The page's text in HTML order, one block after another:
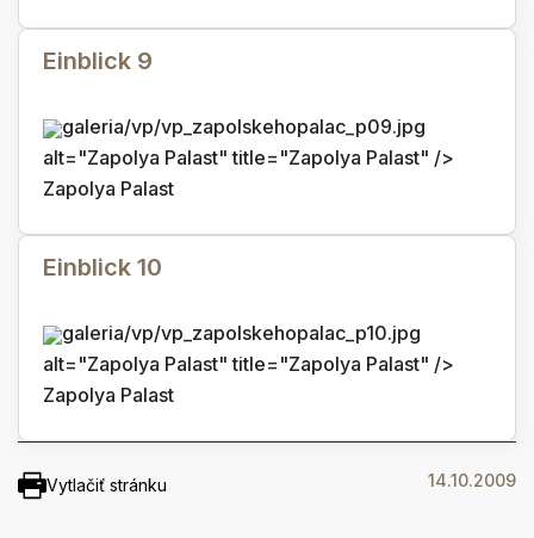
Einblick 9
galeria/vp/vp_zapolskehopalac_p09.jpg
alt="Zapolya Palast" title="Zapolya Palast" />
Zapolya Palast
Einblick 10
galeria/vp/vp_zapolskehopalac_p10.jpg
alt="Zapolya Palast" title="Zapolya Palast" />
Zapolya Palast
Vytlačiť stránku 14.10.2009